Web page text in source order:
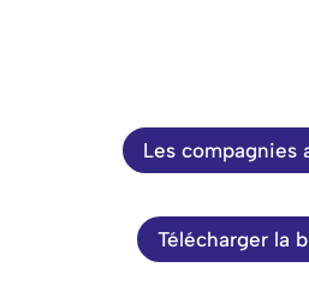
Les compagnies
Télécharger la